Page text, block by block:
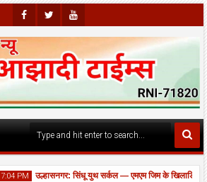
Faceb
Ook
Twitte
R
Youtu
Be
PM
उल्हासनगर: सिंधू युथ सर्कल — एमएम जिम के खिलाडियों ने